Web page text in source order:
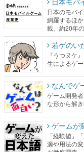
若ゲのい
『うつヌケ
生によるゲ
なんでゲ
ゲーム開発
な形から解
ゲームが
「経験値」
源や用法の
カテゴリ